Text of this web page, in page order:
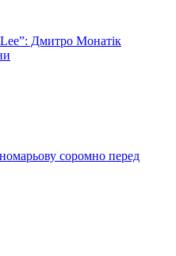
Дмитро Монатік
соромно перед